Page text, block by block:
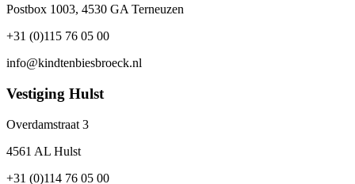
Postbox 1003, 4530 GA Terneuzen
+31 (0)115 76 05 00
info@kindtenbiesbroeck.nl
Vestiging Hulst
Overdamstraat 3
4561 AL Hulst
+31 (0)114 76 05 00